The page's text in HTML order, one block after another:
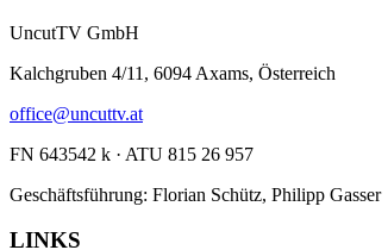
UncutTV GmbH
Kalchgruben 4/11, 6094 Axams, Österreich
office@uncuttv.at
FN 643542 k · ATU 815 26 957
Geschäftsführung: Florian Schütz, Philipp Gasser
LINKS